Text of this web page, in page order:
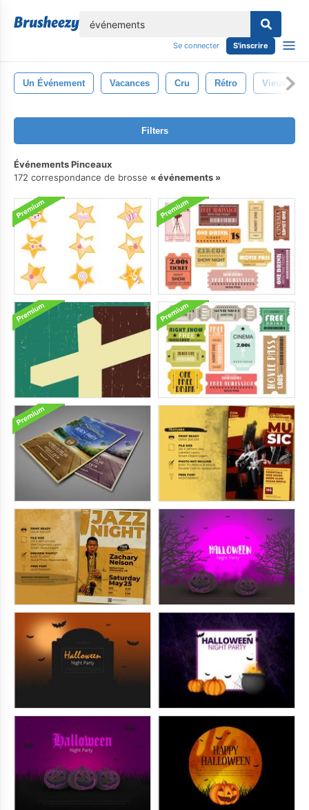
Se connecter S'inscrire
Un Événement Vacances Cru Rétro Vieux
Filters
Événements Pinceaux
172 correspondance de brosse
événements